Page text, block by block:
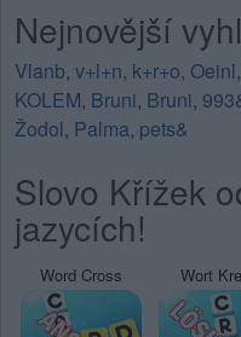
Nejnovější
Vlanb, v+l+n, k+r+o, Oeinl,
KOLEM, Bruni, Bruni,
Žodol, Palma, pets&
Slovo Křížek
jazycích!
Word Cross Wort